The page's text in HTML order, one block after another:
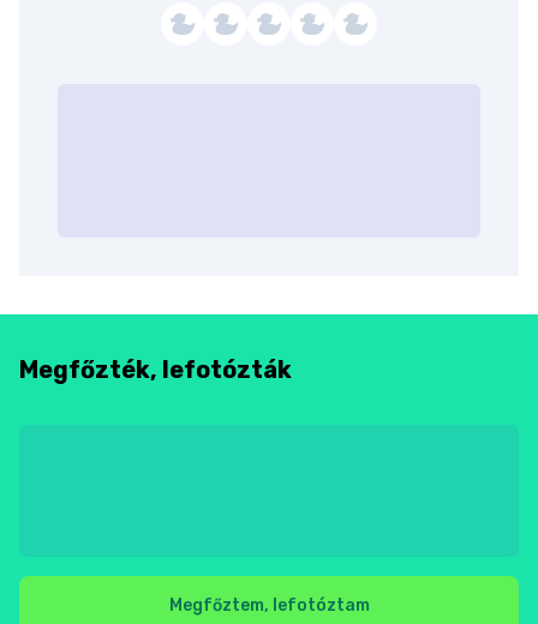
Megfőzték, lefotózták
Megfőztem, lefotóztam